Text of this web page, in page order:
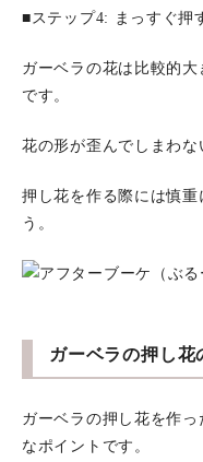
■ステップ4: まっすぐ押
ガーベラの花は比較的
です。
花の形が歪んでしまわな
押し花を作る際には慎
う。
ガーベラの押し花
ガーベラの押し花を作
なポイントです。